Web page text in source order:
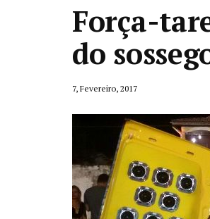
Força-
do
7, Fevereiro, 2017